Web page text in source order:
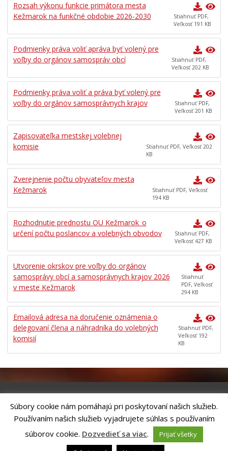
Rozsah výkonu funkcie primátora mesta
Kežmarok na funkčné obdobie 2026-2030
Stiahnuť PDF,
Veľkosť 191 KB
Podmienky práva voliť apráva byť volený pre
voľby do orgánov samospráv obcí
Stiahnuť PDF,
Veľkosť 202 KB
Podmienky práva voliť a práva byť volený pre
voľby do orgánov samosprávnych krajov
Stiahnuť PDF,
Veľkosť 201 KB
Zapisovateľka mestskej volebnej
komisie
Stiahnuť PDF, Veľkosť 202
KB
Zverejnenie počtu obyvateľov mesta
Kežmarok
Stiahnuť PDF, Veľkosť
194 KB
Rozhodnutie prednostu OU Kežmarok_o
určení počtu poslancov a volebných obvodov
Stiahnuť PDF,
Veľkosť 427 KB
Utvorenie okrskov pre voľby do orgánov
samosprávy obcí a samosprávnych krajov 2026
v meste Kežmarok
Stiahnuť
PDF, Veľkosť
294 KB
Emailová adresa na doručenie oznámenia o
delegovaní člena a náhradníka do volebných
komisií
Stiahnuť PDF,
Veľkosť 192
KB
Riešenie ANTIK SMART CITY
| Technický prevádzkovateľ – MVI
Technology, s.r.o.
Správca webového sídla: Mesto Kežmarok, Hlavné námestie, 060 01
Kežmarok, tel.: +421524660111
podatelna@kezmarok.sk,|Vyhlásenie o prístupnosti
Súbory cookie nám pomáhajú pri poskytovaní našich služieb.
Používaním našich služieb vyjadrujete súhlas s používaním
súborov cookie. Dozvedieť sa viac.
Prijať všetky